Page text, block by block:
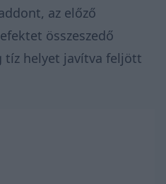
az előző
összeszedő
tíz helyet javítva feljött